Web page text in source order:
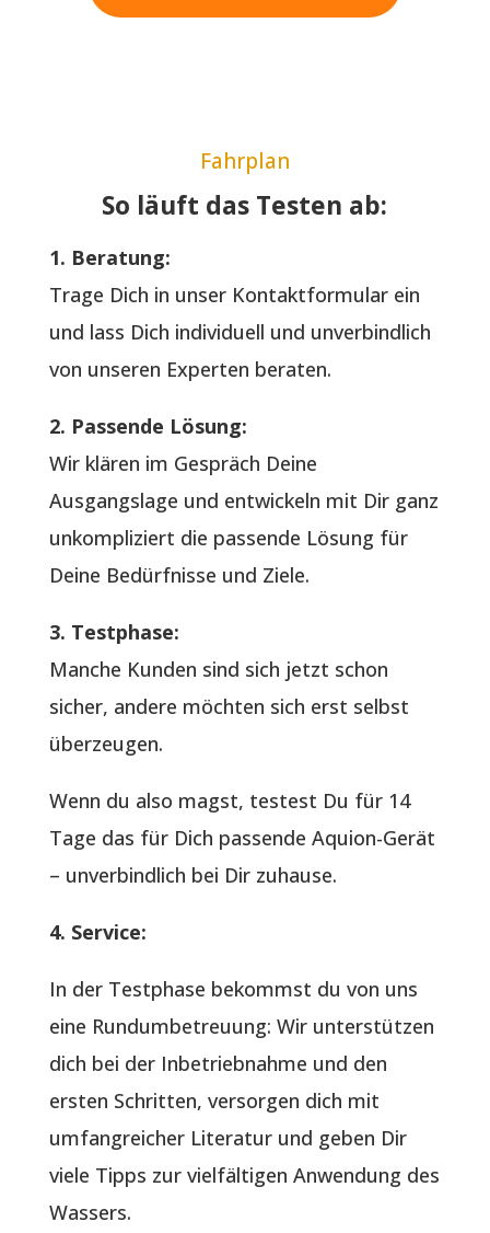
Fahrplan
So läuft das Testen ab:
1. Beratung:
Trage Dich in unser Kontaktformular ein
und lass Dich individuell und unverbindlich
von unseren Experten beraten.
2. Passende Lösung:
Wir klären im Gespräch Deine
Ausgangslage und entwickeln mit Dir ganz
unkompliziert die passende Lösung für
Deine Bedürfnisse und Ziele.
3. Testphase:
Manche Kunden sind sich jetzt schon
sicher, andere möchten sich erst selbst
überzeugen.
Wenn du also magst, testest Du für 14
Tage das für Dich passende Aquion-Gerät
– unverbindlich bei Dir zuhause.
4. Service:
In der Testphase bekommst du von uns
eine Rundumbetreuung: Wir unterstützen
dich bei der Inbetriebnahme und den
ersten Schritten, versorgen dich mit
umfangreicher Literatur und geben Dir
viele Tipps zur vielfältigen Anwendung des
Wassers.